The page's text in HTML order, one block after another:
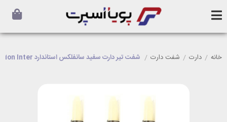
خانه / دارت / شفت دارت / شفت تیر دارت سفید سانفلکس استاندارد SUNFLEX Nylon Inter اصل